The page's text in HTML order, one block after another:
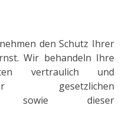
den Schutz Ihrer
Wir behandeln Ihre
vertraulich und
gesetzlichen
sowie dieser